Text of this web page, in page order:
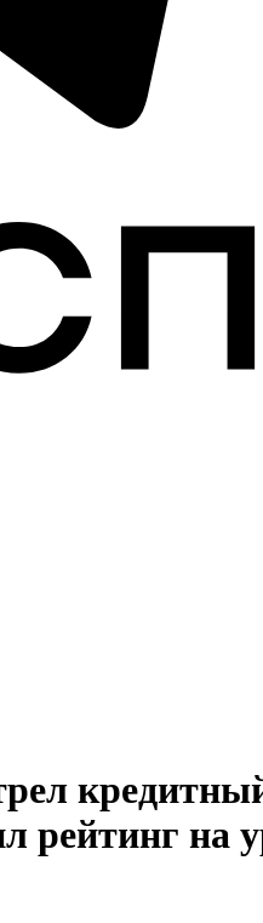
рейтинг на